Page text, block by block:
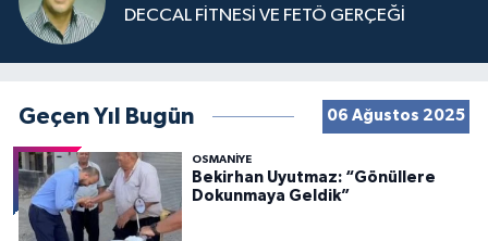
DECCAL FİTNESİ VE FETÖ GERÇEĞİ
Geçen Yıl Bugün 06 Ağustos 2025
OSMANIYE
Bekirhan Uyutmaz: “Gönüllere
Dokunmaya Geldik”